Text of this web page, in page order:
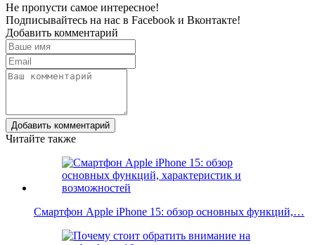
Не пропусти самое интересное!
Подписывайтесь на нас в Facebook и Вконтакте!
Добавить комментарий
Добавить комментарий
Читайте также
Смартфон Apple iPhone 15: обзор основных функций,…